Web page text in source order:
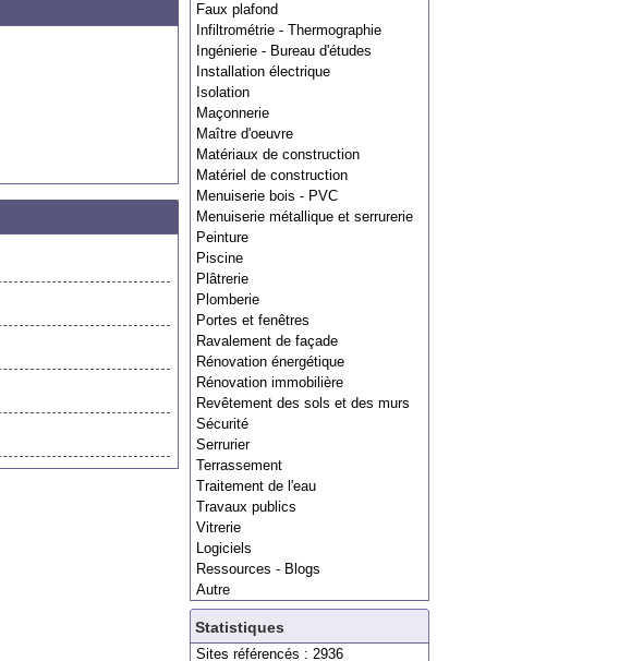
Faux plafond
Infiltrométrie - Thermographie
Ingénierie - Bureau d'études
Installation électrique
Isolation
Maçonnerie
Maître d'oeuvre
Matériaux de construction
Matériel de construction
Menuiserie bois - PVC
Menuiserie métallique et serrurerie
Peinture
Piscine
Plâtrerie
Plomberie
Portes et fenêtres
Ravalement de façade
Rénovation énergétique
Rénovation immobilière
Revêtement des sols et des murs
Sécurité
Serrurier
Terrassement
Traitement de l'eau
Travaux publics
Vitrerie
Logiciels
Ressources - Blogs
Autre
Statistiques
Sites référencés : 2936